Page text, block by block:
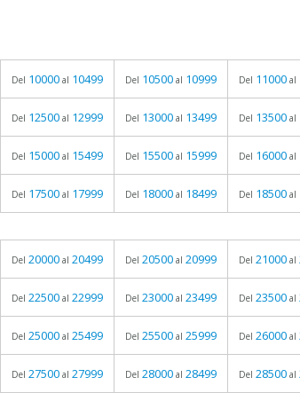
Del 10000 al 10499 Del 10500 al 10999 Del 11000 al
Del 12500 al 12999 Del 13000 al 13499 Del 13500 al
Del 15000 al 15499 Del 15500 al 15999 Del 16000 al
Del 17500 al 17999 Del 18000 al 18499 Del 18500 al
Del 20000 al 20499 Del 20500 al 20999 Del 21000 al
Del 22500 al 22999 Del 23000 al 23499 Del 23500 al
Del 25000 al 25499 Del 25500 al 25999 Del 26000 al
Del 27500 al 27999 Del 28000 al 28499 Del 28500 al